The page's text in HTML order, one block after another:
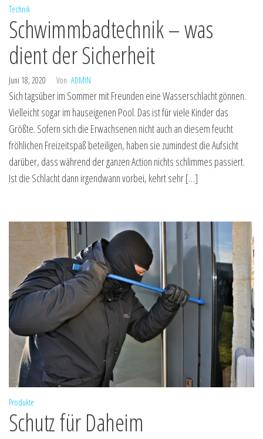
Technik
Schwimmbadtechnik – was
dient der Sicherheit
Juni 18, 2020 Von ADMIN
Sich tagsüber im Sommer mit Freunden eine Wasserschlacht gönnen.
Vielleicht sogar im hauseigenen Pool. Das ist für viele Kinder das
Größte. Sofern sich die Erwachsenen nicht auch an diesem feucht
fröhlichen Freizeitspaß beteiligen, haben sie zumindest die Aufsicht
darüber, dass während der ganzen Action nichts schlimmes passiert.
Ist die Schlacht dann irgendwann vorbei, kehrt sehr […]
Produkte
Schutz für Daheim